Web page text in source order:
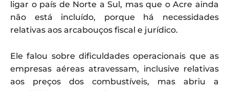
ligar o país de Norte a Sul, mas que o Acre ainda
não está incluído, porque há necessidades
relativas aos arcabouços fiscal e jurídico.
Ele falou sobre dificuldades operacionais que as
empresas aéreas atravessam, inclusive relativas
aos preços dos combustíveis, mas abriu a